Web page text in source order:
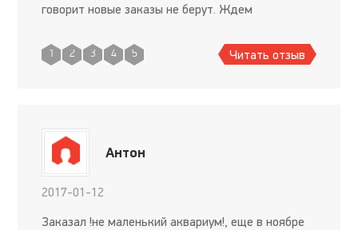
говорит новые заказы не берут. Ждем
1 2 3 4 5 Читать отзыв
Антон
2017-01-12
Заказал !не маленький аквариум!, еще в ноябре